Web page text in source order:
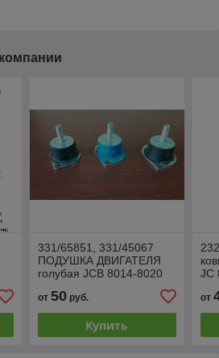
331/65851, 331/45067
ПОДУШКА ДВИГАТЕЛЯ
голубая JCB 8014-8020
от 50руб.
Купить
JC
от